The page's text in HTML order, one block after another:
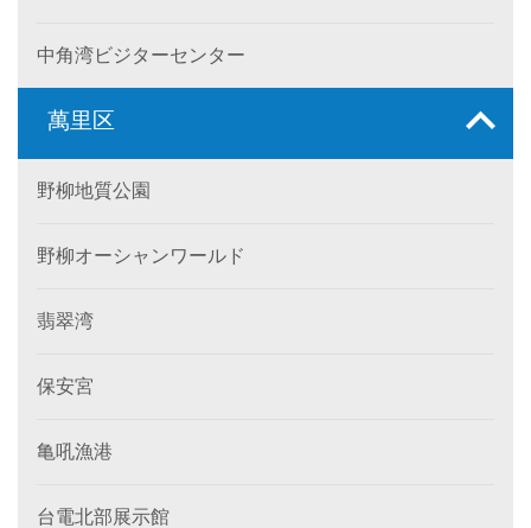
中角湾ビジターセンター
萬里区
野柳地質公園
野柳オーシャンワールド
翡翠湾
保安宮
亀吼漁港
台電北部展示館